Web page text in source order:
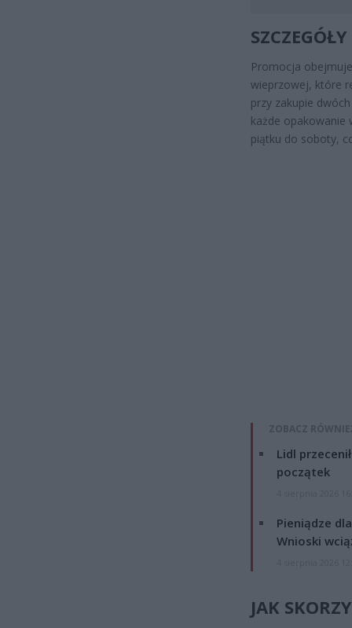
Promocja
wieprzowej, które
przy zakupie
każde opakowanie
piątku do soboty,
ZOBACZ
Lidl
początek
Pieniądze
Wnioski
JAK